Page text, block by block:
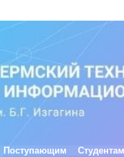
Поступающим Студентам